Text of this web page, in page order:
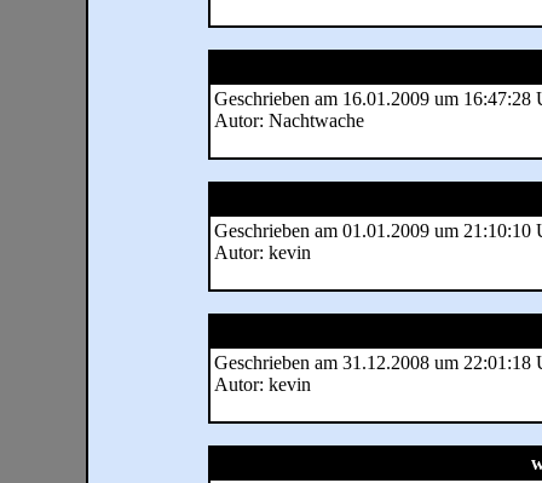
Geschrieben am 16.01.2009 um 16:47:28
Autor: Nachtwache
Geschrieben am 01.01.2009 um 21:10:10
Autor: kevin
Geschrieben am 31.12.2008 um 22:01:18
Autor: kevin